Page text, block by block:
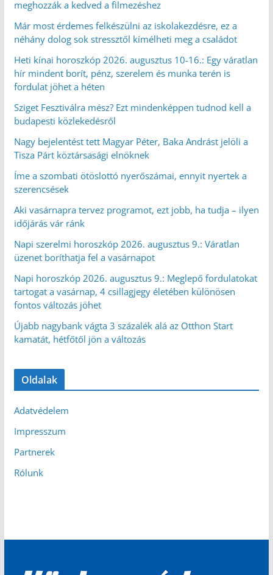
meghozzák a kedved a filmezéshez
Már most érdemes felkészülni az iskolakezdésre, ez a
néhány dolog sok stressztől kímélheti meg a családot
Heti kínai horoszkóp 2026. augusztus 10-16.: Egy váratlan
hír mindent borít, pénz, szerelem és munka terén is
fordulat jöhet a héten
Sziget Fesztiválra mész? Ezt mindenképpen tudnod kell a
budapesti közlekedésről
Nagy bejelentést tett Magyar Péter, Baka Andrást jelöli a
Tisza Párt köztársasági elnöknek
Íme a szombati ötöslottó nyerőszámai, ennyit nyertek a
szerencsések
Aki vasárnapra tervez programot, ezt jobb, ha tudja – ilyen
időjárás vár ránk
Napi szerelmi horoszkóp 2026. augusztus 9.: Váratlan
üzenet boríthatja fel a vasárnapot
Napi horoszkóp 2026. augusztus 9.: Meglepő fordulatokat
tartogat a vasárnap, 4 csillagjegy életében különösen
fontos változás jöhet
Újabb nagybank vágta 3 százalék alá az Otthon Start
kamatát, hétfőtől jön a változás
Oldalak
Adatvédelem
Impresszum
Partnerek
Rólunk